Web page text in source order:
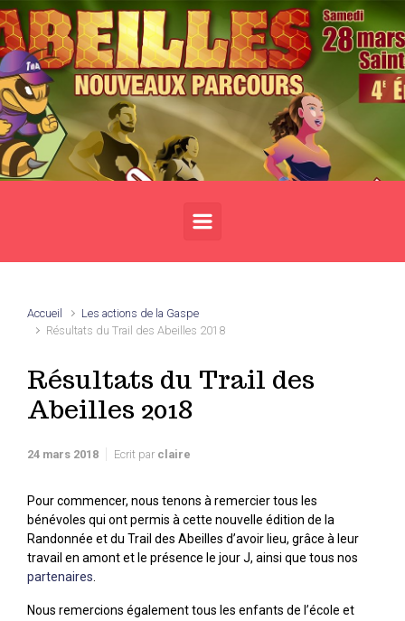
Skip to main content
Accueil
Les actions de la Gaspe
Résultats du Trail des Abeilles 2018
Résultats du Trail des
Abeilles 2018
24 mars 2018 Ecrit par claire
Pour commencer, nous tenons à remercier tous les
bénévoles qui ont permis à cette nouvelle édition de la
Randonnée et du Trail des Abeilles d’avoir lieu, grâce à leur
travail en amont et le présence le jour J, ainsi que tous nos
partenaires
Nous remercions également tous les enfants de l’école et